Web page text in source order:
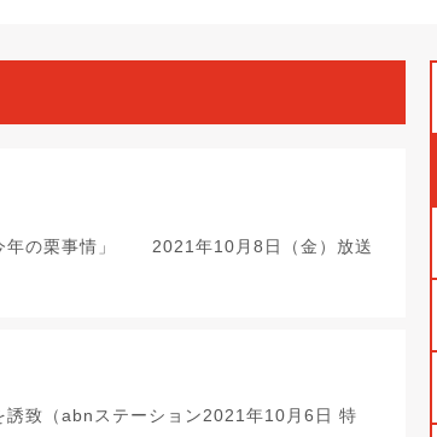
年の栗事情」 2021年10月8日（金）放送
誘致（abnステーション2021年10月6日 特